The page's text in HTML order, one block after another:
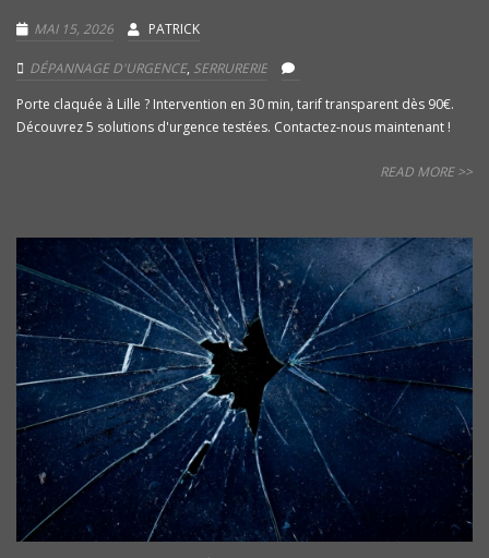
MAI 15, 2026 PATRICK
DÉPANNAGE D'URGENCE, SERRURERIE
Porte claquée à Lille ? Intervention en 30 min, tarif transparent dès 90€.
Découvrez 5 solutions d'urgence testées. Contactez-nous maintenant !
READ MORE >>